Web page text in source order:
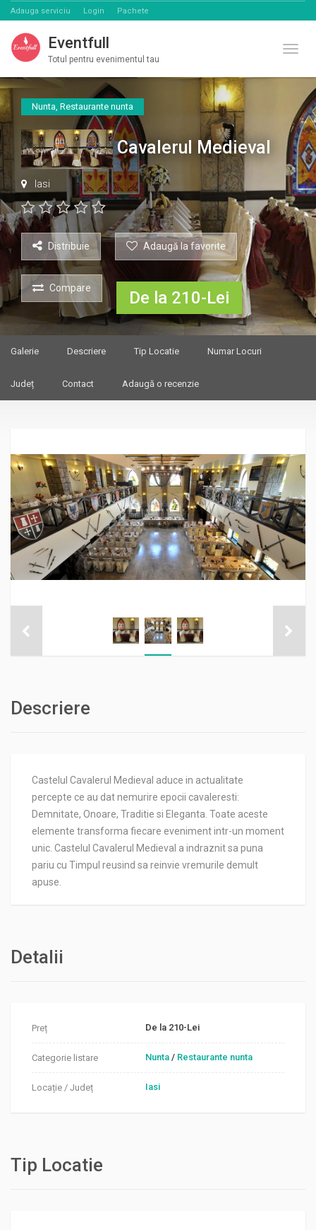
Adauga serviciu Login Pachete
Eventfull
Totul pentru evenimentul tau
Nunta, Restaurante nunta
Cavalerul Medieval
Iasi
Distribuie Adaugă la favorite
Compare De la 210-Lei
Galerie Descriere Tip Locatie Numar Locuri
Județ Contact Adaugă o recenzie
Descriere
Castelul Cavalerul Medieval aduce in actualitate
percepte ce au dat nemurire epocii cavaleresti:
Demnitate, Onoare, Traditie si Eleganta. Toate aceste
elemente transforma fiecare eveniment intr-un moment
unic. Castelul Cavalerul Medieval a indraznit sa puna
pariu cu Timpul reusind sa reinvie vremurile demult
apuse.
Detalii
Preț De la 210-Lei
Categorie listare Nunta / Restaurante nunta
Locație / Județ Iasi
Tip Locatie